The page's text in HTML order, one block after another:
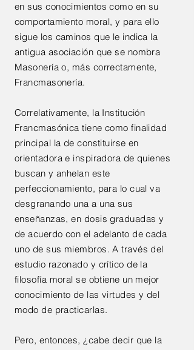
en sus conocimientos como en su
comportamiento moral, y para ello
sigue los caminos que le indica la
antigua asociación que se nombra
Masonería o, más correctamente,
Francmasonería.
Correlativamente, la Institución
Francmasónica tiene como finalidad
principal la de constituirse en
orientadora e inspiradora de quienes
buscan y anhelan este
perfeccionamiento, para lo cual va
desgranando una a una sus
enseñanzas, en dosis graduadas y
de acuerdo con el adelanto de cada
uno de sus miembros. A través del
estudio razonado y crítico de la
filosofía moral se obtiene un mejor
conocimiento de las virtudes y del
modo de practicarlas.
Pero, entonces, ¿cabe decir que la